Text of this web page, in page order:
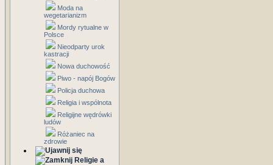
Moda na
wegetarianizm
Mordy rytualne w
Polsce
Nieodparty urok
kastracji
Nowa duchowość
Piwo - napój Bogów
Policja duchowa
Religia i wspólnota
Religijne wędrówki
ludów
Różaniec na
zdrowie
Religie a